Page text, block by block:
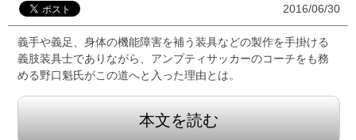
2016/06/30
義手や義足、身体の機能障害を補う装具などの製作を手掛ける
義肢装具士でありながら、アンプティサッカーのコーチをも務
める野口魁氏がこの道へと入った理由とは。
本文を読む